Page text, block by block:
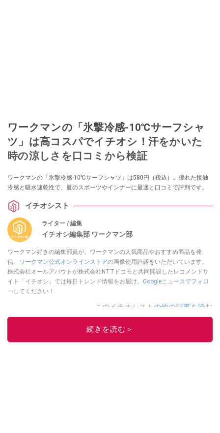
ワークマンの「氷撃冷感-10℃サーフシャ
ツ」は高コスパでイチオシ！汗をかいた
時の涼しさを口コミから検証
ワークマンの「氷撃冷感-10℃サーフシャツ」は580円（税込）。優れた接触
冷感と吸水速乾性で、夏のスポーツやインナーに最適と口コミで評判です。
イチオシスト
ライター / 編集
イチオシ編集部 ワークマン部
ワークマン好きの編集部員が、ワークマンの人気商品やおすすめ商品を発
信。 ワークマン公式オンラインストアの画像使用許諾をいただいています。
株式会社オールアバウトが株式会社NTTドコモと共同開設したレコメンドサ
イト「イチオシ」では毎日トレンド情報をお届け。 Googleニュースでフォロ
ー してください！
このイチオシストの他の記事を読む
続きを読む＞